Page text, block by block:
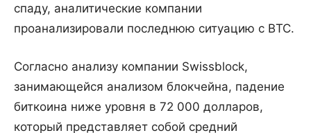
спаду, аналитические компании
проанализировали последнюю ситуацию с BTC.
Согласно анализу компании Swissblock,
занимающейся анализом блокчейна, падение
биткоина ниже уровня в 72 000 долларов,
который представляет собой средний